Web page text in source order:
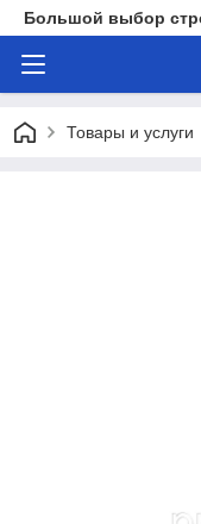
Большой выбор
Товары и услуги